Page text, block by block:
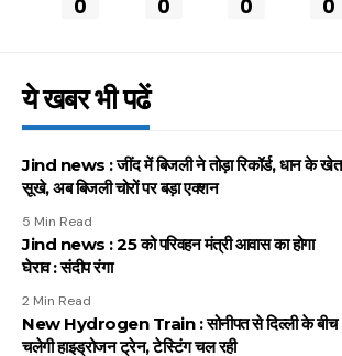
0 0 0 0
ये खबर भी पढें
Jind news : जींद में बिजली ने तोड़ा रिकॉर्ड, धान के खेत
सूखे, अब बिजली चोरों पर बड़ा एक्शन
5 Min Read
Jind news : 25 को परिवहन मंत्री आवास का होगा
घेराव : संदीप रंगा
2 Min Read
New Hydrogen Train : सोनीपत से दिल्ली के बीच
चलेगी हाइड्रोजन ट्रेन, टेस्टिंग चल रही